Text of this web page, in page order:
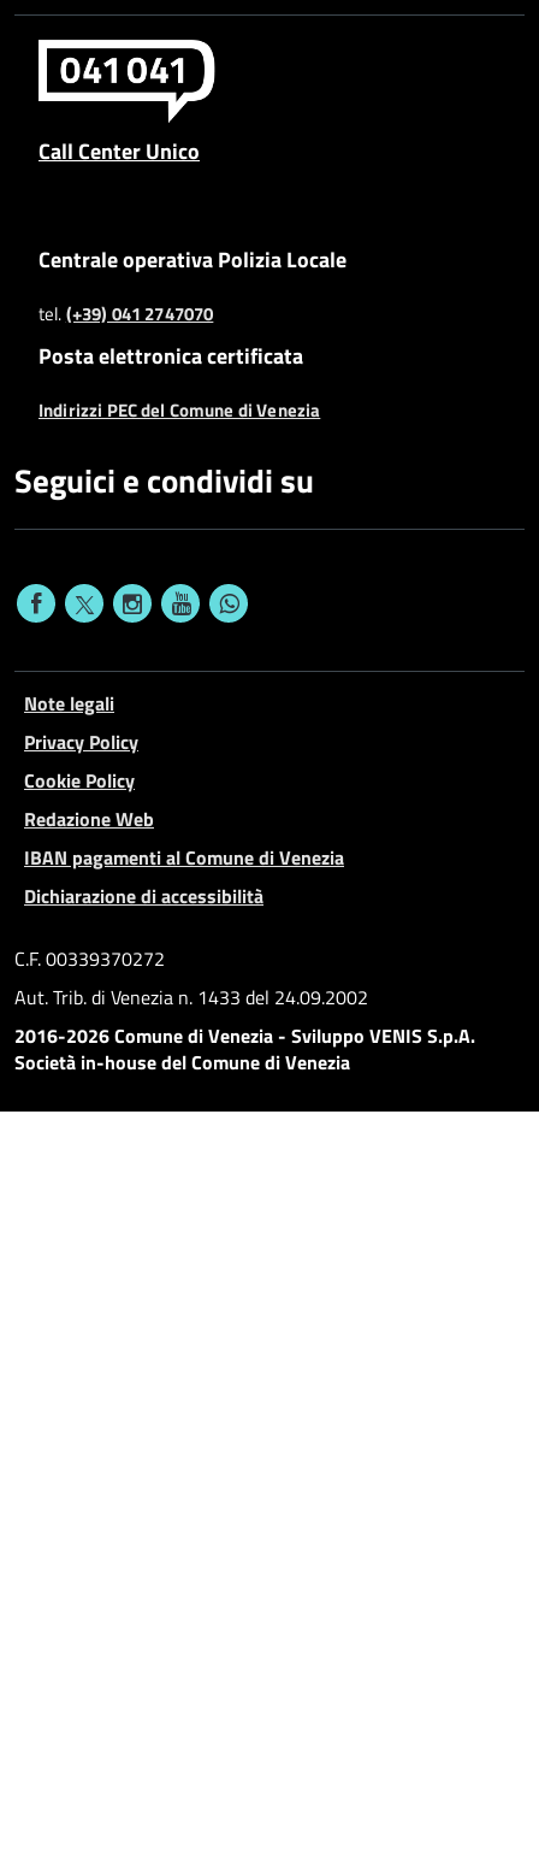
Call Center Unico
Centrale operativa Polizia Locale
tel.(+39) 041 2747070
Posta elettronica certificata
Indirizzi PEC del Comune di Venezia
Seguici e condividi su
Note legali
Privacy Policy
Cookie Policy
Redazione Web
IBAN pagamenti al Comune di Venezia
Dichiarazione di accessibilità
C.F. 00339370272
Aut. Trib. di Venezia n. 1433 del 24.09.2002
2016-2026 Comune di Venezia - Sviluppo VENIS S.p.A.
Società in-house del Comune di Venezia